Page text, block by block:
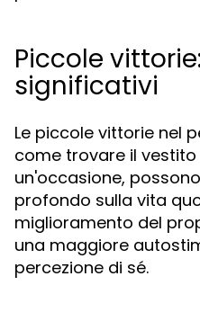
Piccole
significativi
Le piccole vittorie nel
come trovare il
un'occasione,
profondo sulla vita
miglioramento del
una maggiore
percezione di sé.